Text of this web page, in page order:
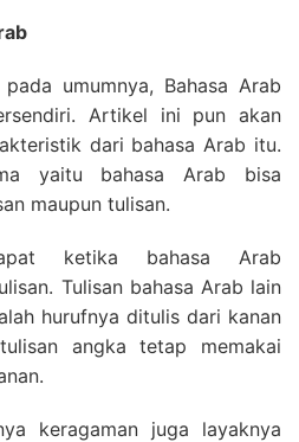
umumnya, Bahasa Arab
Artikel ini pun akan
dari bahasa Arab itu.
yaitu bahasa Arab bisa
maupun tulisan.
ketika bahasa Arab
Tulisan bahasa Arab lain
hurufnya ditulis dari kanan
angka tetap memakai
keragaman juga layaknya